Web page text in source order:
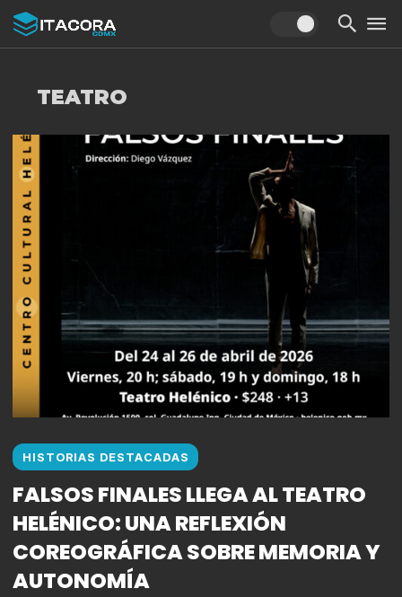
TEATRO
HISTORIAS DESTACADAS
FALSOS FINALES LLEGA AL TEATRO
HELÉNICO: UNA REFLEXIÓN
COREOGRÁFICA SOBRE MEMORIA Y
AUTONOMÍA